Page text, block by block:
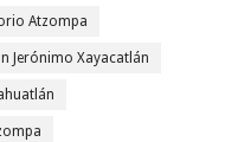
Atzompa
Jerónimo Xayacatlán